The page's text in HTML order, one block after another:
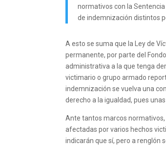
normativos con la
de indemnización distintos
A esto se suma que la Ley de
permanente, por parte del
administrativa a la que tenga
victimario o grupo armado
indemnización se vuelva una
derecho a la igualdad, pues
Ante tantos marcos
afectadas por varios hechos
indicarán que sí, pero a renglón